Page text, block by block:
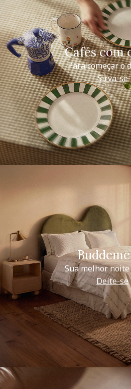
Cafés com
Para começar o
Sirva-se
Sua melhor noite
Deite-se